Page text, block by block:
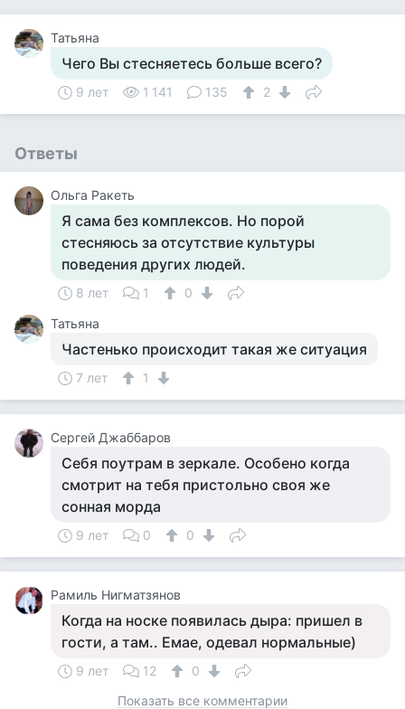
Татьяна
Чего Вы стесняетесь больше всего?
9 лет 1 141 135 2
Ответы
Ольга Ракеть
Я сама без комплексов. Но порой
стесняюсь за отсутствие культуры
поведения других людей.
8 лет 1
0
Татьяна
Частенько происходит такая же ситуация
7 лет 1
Сергей Джаббаров
Себя поутрам в зеркале. Особено когда
смотрит на тебя пристольно своя же
сонная морда
9 лет 0 0
Рамиль Нигматзянов
Когда на носке появилась дыра: пришел в
гости, а там.. Емае, одевал нормальные)
9 лет 12
0
Показать все комментарии